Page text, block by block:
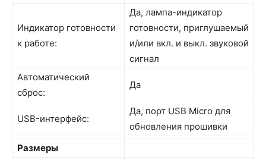
Индикатор готовности
к работе:
Да, лампа-индикатор
готовности, приглушаемый
и/или вкл. и выкл. звуковой
сигнал
Автоматический
сброс:
Да
USB-интерфейс:
Да, порт USB Micro для
обновления прошивки
Размеры